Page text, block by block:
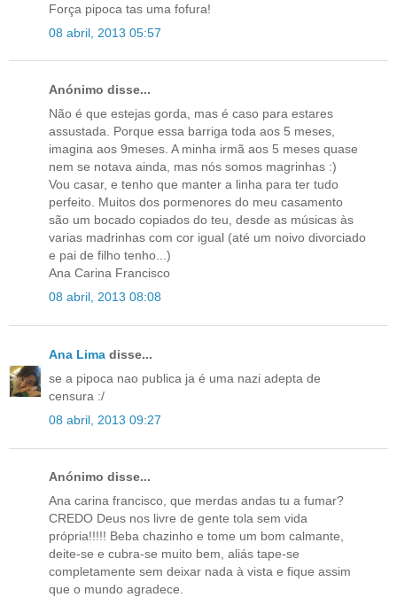
Força pipoca tas uma fofura!
08 abril, 2013 05:57
Anónimo disse...
Não é que estejas gorda, mas é caso para estares
assustada. Porque essa barriga toda aos 5 meses,
imagina aos 9meses. A minha irmã aos 5 meses quase
nem se notava ainda, mas nós somos magrinhas :)
Vou casar, e tenho que manter a linha para ter tudo
perfeito. Muitos dos pormenores do meu casamento
são um bocado copiados do teu, desde as músicas às
varias madrinhas com cor igual (até um noivo divorciado
e pai de filho tenho...)
Ana Carina Francisco
08 abril, 2013 08:08
Ana Lima disse...
se a pipoca nao publica ja é uma nazi adepta de
censura :/
08 abril, 2013 09:27
Anónimo disse...
Ana carina francisco, que merdas andas tu a fumar?
CREDO Deus nos livre de gente tola sem vida
própria!!!!! Beba chazinho e tome um bom calmante,
deite-se e cubra-se muito bem, aliás tape-se
completamente sem deixar nada à vista e fique assim
que o mundo agradece.